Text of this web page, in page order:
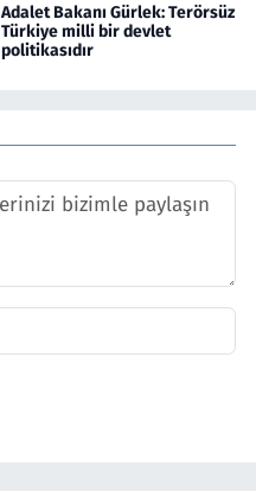
Adalet Bakanı Gürlek: Terörsüz
Türkiye milli bir devlet
politikasıdır